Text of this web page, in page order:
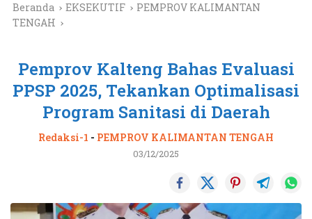
Beranda EKSEKUTIF
PEMPROV KALIMANTAN
TENGAH
Pemprov Kalteng Bahas Evaluasi
PPSP 2025, Tekankan Optimalisasi
Program Sanitasi di Daerah
Redaksi-1 - PEMPROV KALIMANTAN TENGAH
03/12/2025